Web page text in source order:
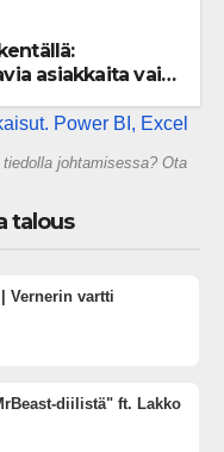
asiakkaita vai
johtamisessa? Ota
talous
Vernerin vartti
diilistä" ft. Lakko